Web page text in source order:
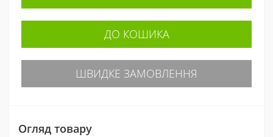
ДО КОШИКА
ШВИДКЕ ЗАМОВЛЕННЯ
Огляд товару